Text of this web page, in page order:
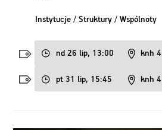
Instytucje / Struktury / Wspólnoty
nd 26 lip, 13:00 knh 4
pt 31 lip, 15:45 knh 4